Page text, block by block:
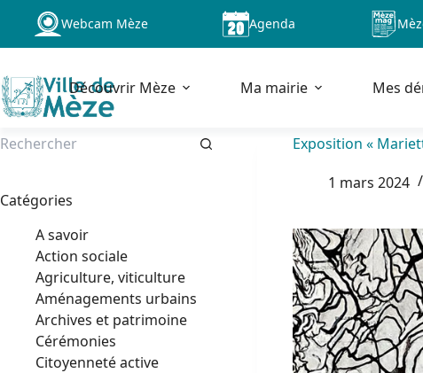
Passer
contenu
Webcam Mèze Agenda
Découvrir Mèze Ma mairie Mes
Exposition «
1 mars 2024
Catégories
A savoir
Action sociale
Agriculture, viticulture
Aménagements urbains
Archives et patrimoine
Cérémonies
Citoyenneté active